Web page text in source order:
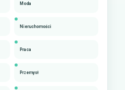
Moda
Nieruchomości
Praca
Przemysł